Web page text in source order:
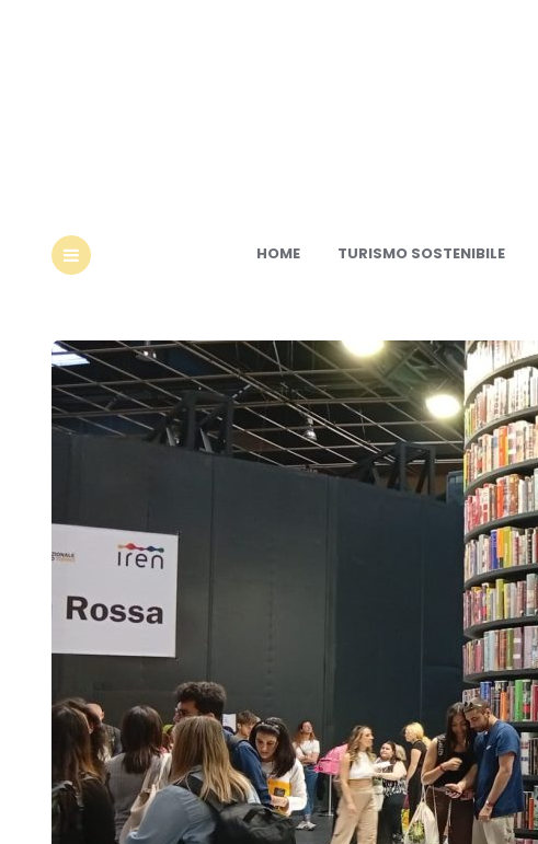
HOME TURISMO SOSTENIBILE